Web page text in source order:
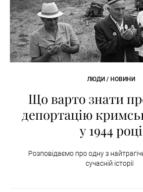
ЛЮДИ / НОВИНИ
Що варто знати
депортацію
у 1944 році
Розповідаємо про одну з
сучасній історії